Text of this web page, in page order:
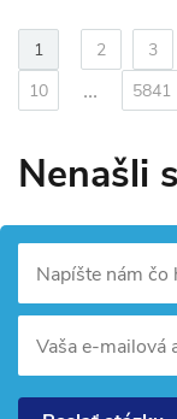
1 2 3
10
... 5841
Nenašli
Napíšte nám čo
Vaša e-mailová